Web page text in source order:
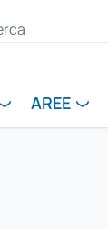
AREE